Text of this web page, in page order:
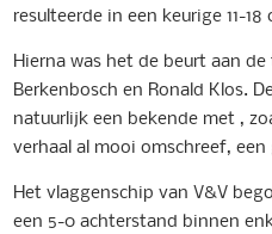
resulteerde in een keurige 11-
Hierna was het de beurt aan
Berkenbosch en Ronald Klos.
natuurlijk een bekende met ,
verhaal al mooi omschreef,
Het vlaggenschip van V&V
een 5-0 achterstand binnen